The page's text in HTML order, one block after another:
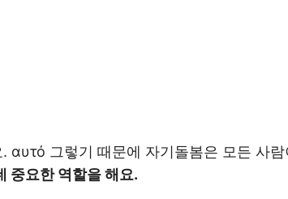
αυτό 그렇기 때문에 자기돌봄은 모든 사
중요한 역할을 해요.